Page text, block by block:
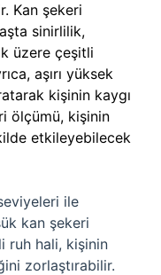
Kan şekeri
sinirlilik,
üzere çeşitli
aşırı yüksek
kişinin kaygı
ölçümü, kişinin
etkileyebilecek
ile
kan şekeri
ruh hali, kişinin
zorlaştırabilir.